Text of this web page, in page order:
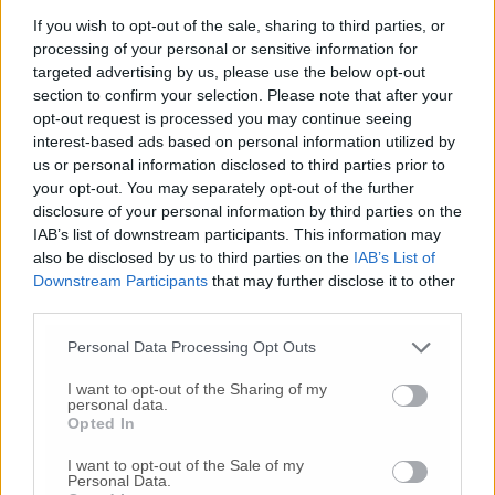
If you wish to opt-out of the sale, sharing to third parties, or
processing of your personal or sensitive information for
targeted advertising by us, please use the below opt-out
section to confirm your selection. Please note that after your
opt-out request is processed you may continue seeing
interest-based ads based on personal information utilized by
us or personal information disclosed to third parties prior to
your opt-out. You may separately opt-out of the further
disclosure of your personal information by third parties on the
IAB’s list of downstream participants. This information may
also be disclosed by us to third parties on the IAB’s List of
Downstream Participants that may further disclose it to other
Personal Data Processing Opt Outs
I want to opt-out of the Sharing of my
personal data.
Opted In
I want to opt-out of the Sale of my
Personal Data.
monumento ‘Agli esuli del mondo’
© RIPRODUZIONE RISERVATA
Vai alla home
Nessun commento presente
Commenta